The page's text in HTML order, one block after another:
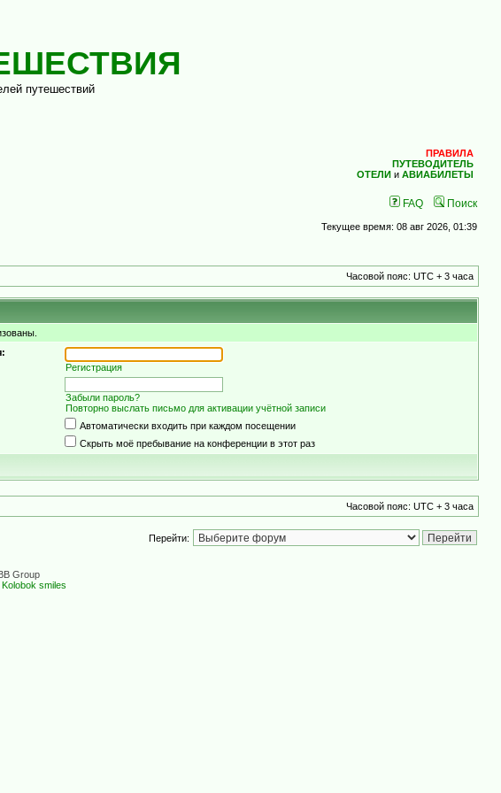
путешествий
ПРАВИЛА
ПУТЕВОДИТЕЛЬ
ОТЕЛИ и АВИАБИЛЕТЫ
FAQ Поиск
Текущее время: 08 авг 2026, 01:39
Часовой пояс: UTC + 3 часа
Регистрация
Забыли пароль?
Повторно выслать письмо для активации учётной записи
Автоматически входить при каждом посещении
Скрыть моё пребывание на конференции в этот раз
Часовой пояс: UTC + 3 часа
Перейти:
Group
smiles